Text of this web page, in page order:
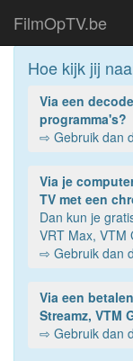
FilmOpTV.be
Hoe kijk jij
Via een
programma's?
⇨ Gebruik dan
Via je computer,
TV met een
Dan kun je
VRT Max, VTM
⇨ Gebruik dan
Via een
Streamz, VTM
⇨ Gebruik dan